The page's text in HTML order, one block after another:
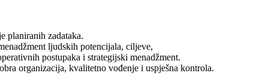
planiranih zadataka.
ljudskih potencijala, ciljeve,
postupaka i strategijski menadžment.
organizacija, kvalitetno vođenje i uspješna kontrola.